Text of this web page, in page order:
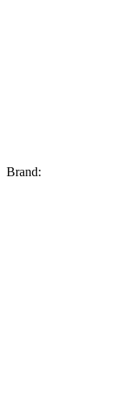
Brand: